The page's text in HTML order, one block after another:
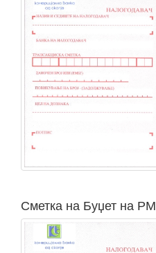
Сметка на Буџет на РМ